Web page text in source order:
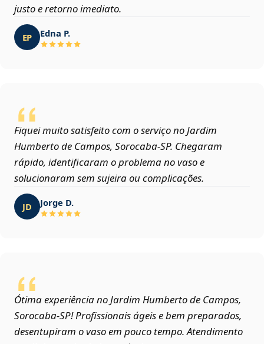
justo e retorno imediato.
EP Edna P.
Fiquei muito satisfeito com o serviço no Jardim
Humberto de Campos, Sorocaba‑SP. Chegaram
rápido, identificaram o problema no vaso e
solucionaram sem sujeira ou complicações.
JD Jorge D.
Ótima experiência no Jardim Humberto de Campos,
Sorocaba‑SP! Profissionais ágeis e bem preparados,
desentupiram o vaso em pouco tempo. Atendimento